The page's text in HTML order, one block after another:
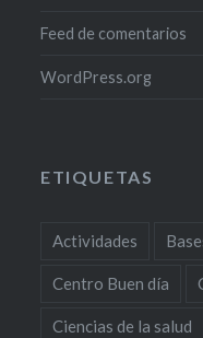
Feed de comentarios
WordPress.org
ETIQUETAS
Actividades
Centro Buen día
Ciencias de la salud